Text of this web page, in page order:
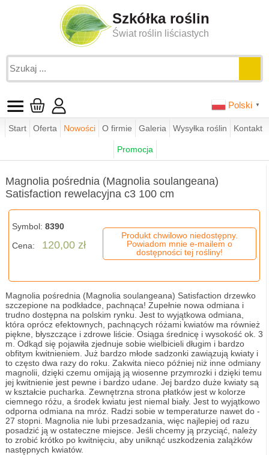
Szkółka roślin
Świat roślin liściastych
Polski ▼
Start Oferta Nowości O firmie Galeria Wysyłka roślin Kontakt
Promocja
Magnolia pośrednia (Magnolia soulangeana) Satisfaction
Magnolia pośrednia (Magnolia soulangeana)
Satisfaction rewelacyjna c3 100 cm
Symbol: 8390
Cena:
120,00 zł
Produkt chwilowo niedostępny.
Powiadom mnie e-mailem o
dostępności tej rośliny!
Magnolia pośrednia (Magnolia soulangeana) Satisfaction drzewko
szczepione na podkładce, pachnąca! Zupełnie nowa odmiana i
trudno dostępna na polskim rynku. Jest to wyjątkowa odmiana,
która oprócz efektownych, pachnących różami kwiatów ma również
piękne, błyszczące i zdrowe liście. Osiąga średnicę i wysokość ok. 3
m. Odkąd się pojawiła zjednuje sobie wielbicieli długim i bardzo
obfitym kwitnieniem. Już bardzo młode sadzonki zawiązują kwiaty i
to często dwa razy do roku. Zakwita nieco później niż inne odmiany
magnolii, dzięki czemu omijają ją wiosenne przymrozki i dzięki temu
jej kwitnienie jest pewne i bardzo udane. Jej bardzo duże kwiaty są
w kształcie pucharka. Zewnętrzna strona płatków jest w kolorze
ciemnego różu, a środek kwiatu jest niemal biały. Jest to wyjątkowo
odporna odmiana na mróz. Radzi sobie w temperaturze nawet do -
27 stopni. Magnolia nie lubi przesadzania, więc najlepiej od razu
posadzić ją w ostateczne miejsce. Jeśli chcemy ją przyciąć, należy
to zrobić krótko po kwitnięciu, aby uniknąć uszkodzenia zalążków
następnych kwiatów.